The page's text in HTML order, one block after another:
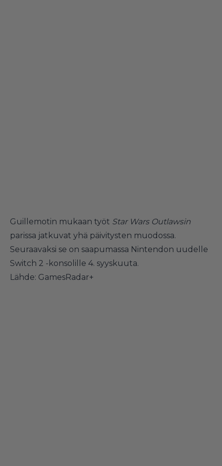
Guillemotin mukaan työt Star Wars Outlawsin
parissa jatkuvat yhä päivitysten muodossa.
Seuraavaksi se on saapumassa Nintendon uudelle
Switch 2 -konsolille 4. syyskuuta.
Lähde: GamesRadar+